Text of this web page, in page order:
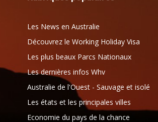
Les News en Australie
Découvrez le Working Holiday Visa
Les plus beaux Parcs Nationaux
Les dernières infos Whv
Australie de l'Ouest - Sauvage et isolé
Les états et les principales villes
Economie du pays de la chance